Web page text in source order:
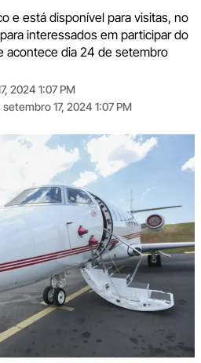
e está disponível para visitas, no
interessados em participar do
acontece dia 24 de setembro
2024 1:07 PM
setembro 17, 2024 1:07 PM